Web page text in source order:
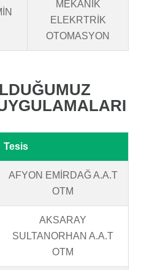
MEKANİK
ELEKRTRİK
OTOMASYON
Tesis
AFYON EMİRDAĞ A.A.T
OTM
AKSARAY
SULTANORHAN A.A.T
OTM